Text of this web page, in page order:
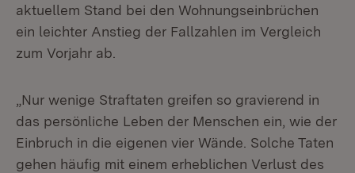
aktuellem Stand bei den Wohnungseinbrüchen
ein leichter Anstieg der Fallzahlen im Vergleich
zum Vorjahr ab.
„Nur wenige Straftaten greifen so gravierend in
das persönliche Leben der Menschen ein, wie der
Einbruch in die eigenen vier Wände. Solche Taten
gehen häufig mit einem erheblichen Verlust des